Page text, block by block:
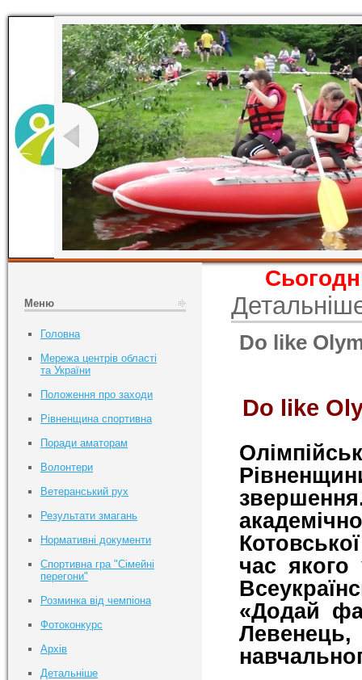
Do like
Do like
час
«Додай
Меню
Головна
Мережа центрів області
та України
Положення про заходи
Рівненщина спортивна
Поради аматорам
Волонтери
Ветеранський рух
Результати змагань
Нормативні документи
Спортивна гра "Сімейні
перегони"
Розминка від чемпіона
Фотоконкурс
Архів
Детальніше